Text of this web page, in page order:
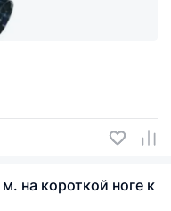
на короткой ноге к